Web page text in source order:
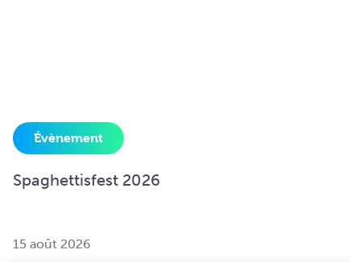
Évènement
Spaghettisfest 2026
15 août 2026